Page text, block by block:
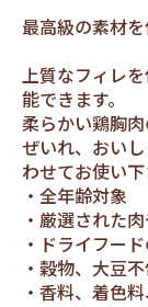
最高級の素材
上質なフィレ
能できます。
柔らかい鶏胸
ぜいれ、おい
わせてお使い下
全年齢対象
厳選された
ドライフー
穀物、大豆
香料、着色